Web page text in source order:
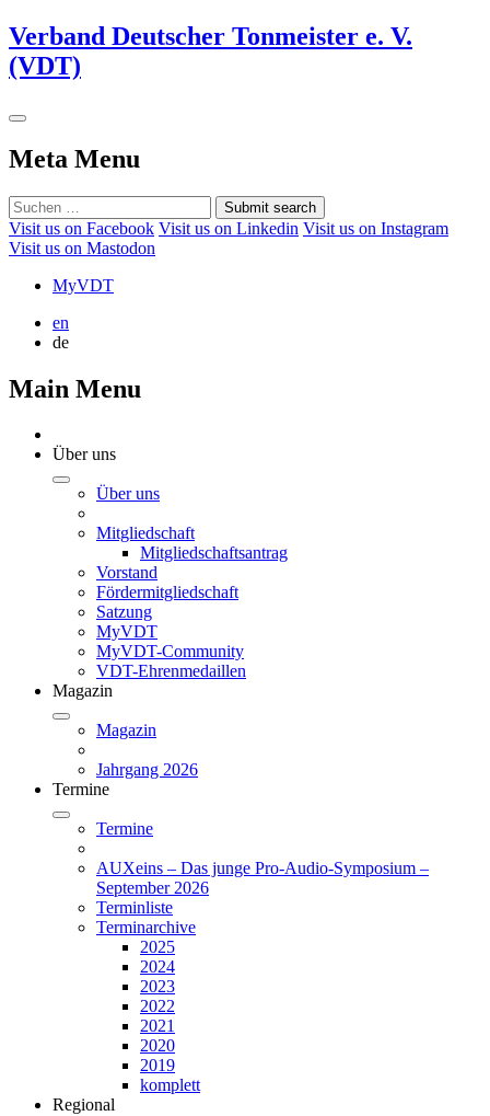
Verband Deutscher Tonmeister e. V.
(VDT)
Meta Menu
Submit search
Visit us on Facebook Visit us on Linkedin Visit us on Instagram
Visit us on Mastodon
MyVDT
en
de
Main Menu
Über uns
Über uns
Mitgliedschaft
Mitgliedschaftsantrag
Vorstand
Fördermitgliedschaft
Satzung
MyVDT
MyVDT-Community
VDT-Ehrenmedaillen
Magazin
Magazin
Jahrgang 2026
Termine
Termine
AUXeins – Das junge Pro-Audio-Symposium –
September 2026
Terminliste
Terminarchive
2025
2024
2023
2022
2021
2020
2019
komplett
Regional